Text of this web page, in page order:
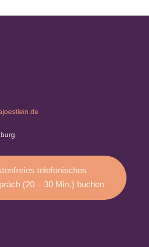
telefonisches
(20 – 30 Min.) buchen